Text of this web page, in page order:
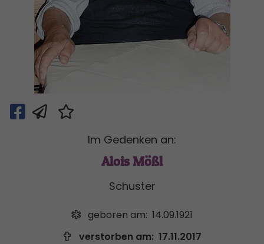
Im Gedenken an:
Alois Mößl
Schuster
geboren am: 14.09.1921
verstorben am: 17.11.2017